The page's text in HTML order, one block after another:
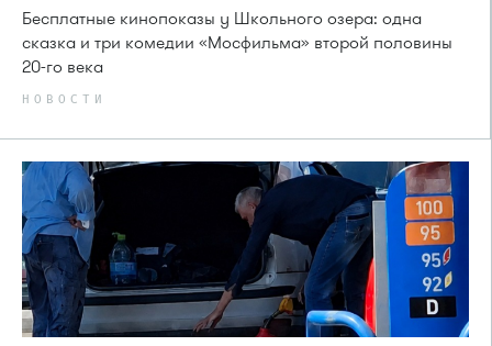
Бесплатные кинопоказы у Школьного озера: одна
сказка и три комедии «Мосфильма» второй половины
20-го века
НОВОСТИ